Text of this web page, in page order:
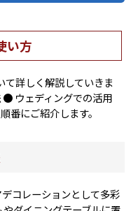
い方
て詳しく解説していきま
ウェディングでの活用
番にご紹介します。
コレーションとして多彩